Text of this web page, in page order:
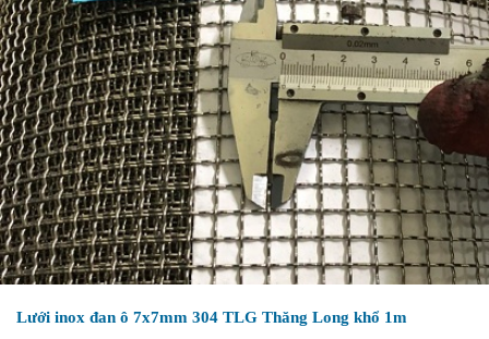
Lưới inox đan ô 7x7mm 304 TLG Thăng Long khổ 1m